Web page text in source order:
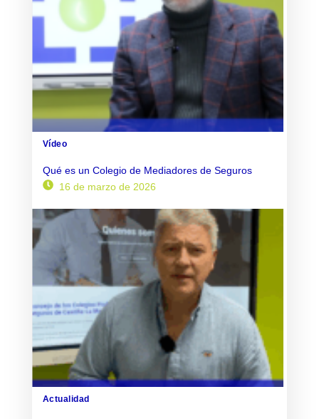
Vídeo
Qué es un Colegio de Mediadores de Seguros
16 de marzo de 2026
Actualidad